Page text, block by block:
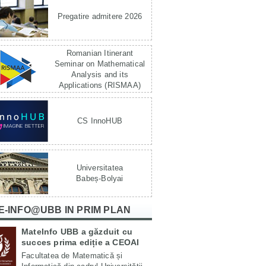
Pregatire admitere 2026
Romanian Itinerant
Seminar on Mathematical
Analysis and its
Applications (RISMAA)
CS InnoHUB
Universitatea
Babeș-Bolyai
INFO@UBB IN PRIM PLAN
MateInfo UBB a găzduit cu
succes prima ediție a CEOAI
Facultatea de Matematică și